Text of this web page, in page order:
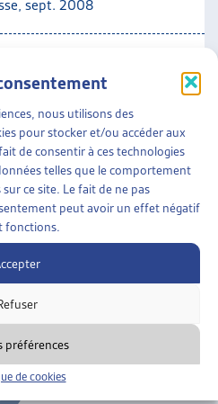
nous utilisons des
pour stocker et/ou accéder aux
de consentir à ces technologies
telles que le comportement
ce site. Le fait de ne pas
peut avoir un effet négatif
fonctions.
préférences
de cookies
sept. 2008
POLITIQUE À
NATIONAL DE
LA JEUNESSE ET LES
(PNR52)
2007